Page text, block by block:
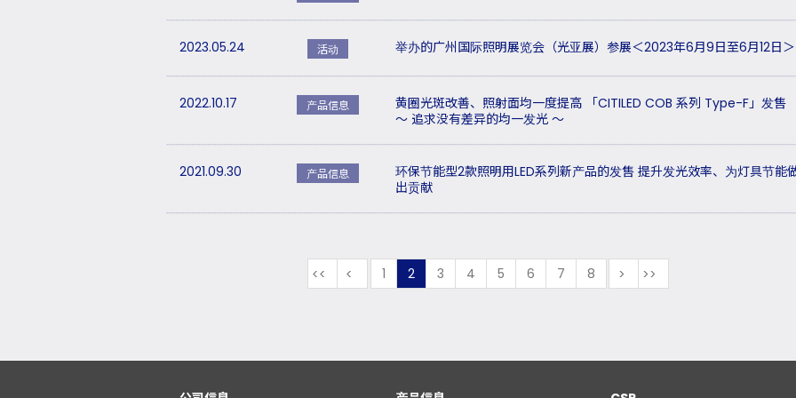
2023.05.24 活动 举办的广州国际照明展览会（光亚展）参展＜2023年6月9日至6月12日＞
2022.10.17 产品信息
黄圈光斑改善、照射面均一度提高 「CITILED COB 系列 Type-F」发售
～ 追求没有差异的均一发光 ～
2021.09.30 产品信息
环保节能型2款照明用LED系列新产品的发售 提升发光效率、为灯具节能
出贡献
前1 2 3 4 5 6 7 8 次